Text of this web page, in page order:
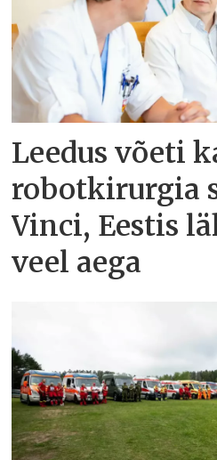
Leedus võeti
robotkirurgia
Vinci, Eestis
veel aega